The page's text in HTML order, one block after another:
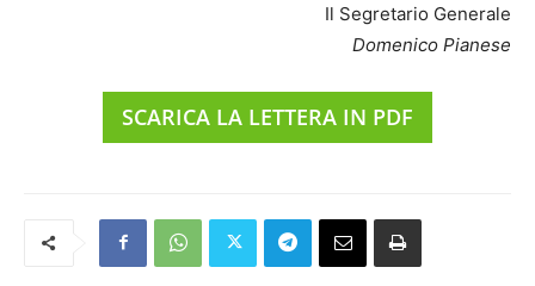
Il Segretario Generale
Domenico Pianese
SCARICA LA LETTERA IN PDF